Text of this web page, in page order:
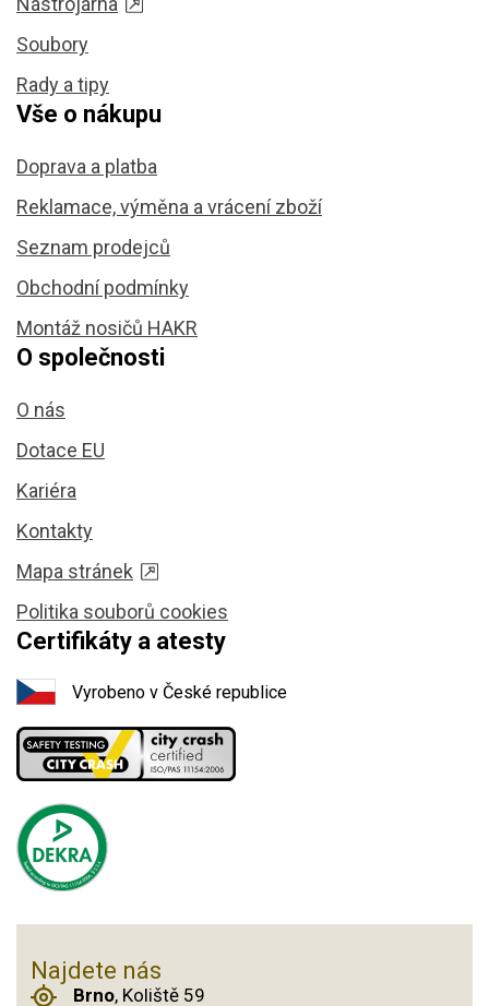
Soubory
Rady a tipy
Vše o nákupu
Doprava a platba
Reklamace, výměna a vrácení zboží
Seznam prodejců
Obchodní podmínky
Montáž nosičů HAKR
O společnosti
O nás
Dotace EU
Kariéra
Kontakty
Mapa stránek
Politika souborů cookies
Certifikáty a atesty
Vyrobeno v České republice
Najdete nás
Brno, Koliště 59